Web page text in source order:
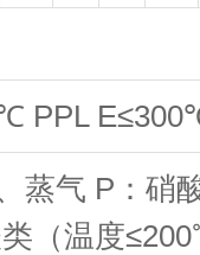
PPL
蒸气 P：硝
（温度